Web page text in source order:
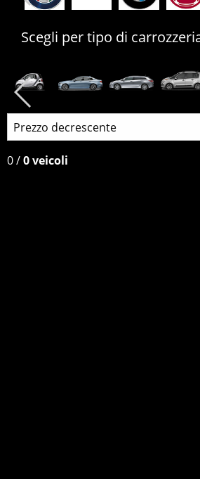
Scegli per tipo di
0/0 veicoli